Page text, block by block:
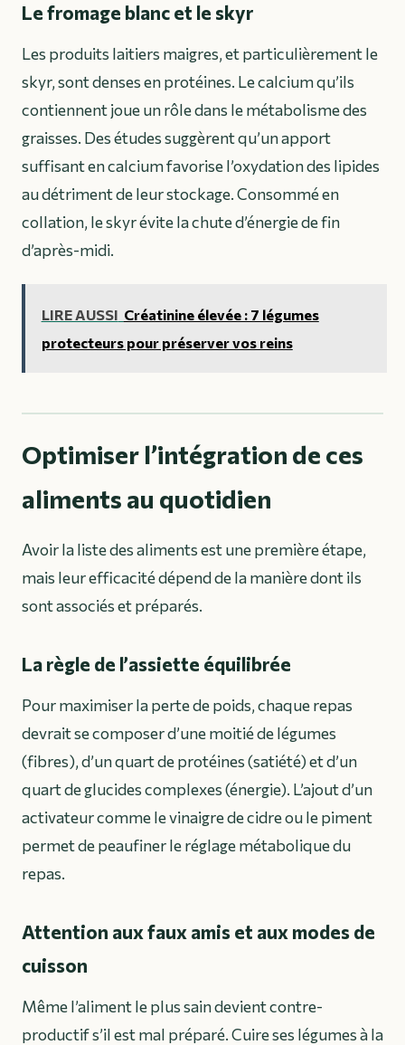
Le fromage blanc et le skyr
Les produits laitiers maigres, et particulièrement le
skyr, sont denses en protéines. Le calcium qu’ils
contiennent joue un rôle dans le métabolisme des
graisses. Des études suggèrent qu’un apport
suffisant en calcium favorise l’oxydation des lipides
au détriment de leur stockage. Consommé en
collation, le skyr évite la chute d’énergie de fin
d’après-midi.
LIRE AUSSI Créatinine élevée : 7 légumes
protecteurs pour préserver vos reins
Optimiser l’intégration de ces
aliments au quotidien
Avoir la liste des aliments est une première étape,
mais leur efficacité dépend de la manière dont ils
sont associés et préparés.
La règle de l’assiette équilibrée
Pour maximiser la perte de poids, chaque repas
devrait se composer d’une moitié de légumes
(fibres), d’un quart de protéines (satiété) et d’un
quart de glucides complexes (énergie). L’ajout d’un
activateur comme le vinaigre de cidre ou le piment
permet de peaufiner le réglage métabolique du
repas.
Attention aux faux amis et aux modes de
cuisson
Même l’aliment le plus sain devient contre-
productif s’il est mal préparé. Cuire ses légumes à la